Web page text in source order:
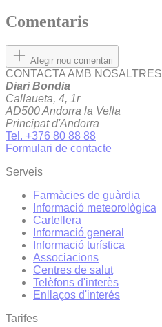
Comentaris
Afegir nou comentari
CONTACTA AMB NOSALTRES
Diari Bondia
Callaueta, 4, 1r
AD500 Andorra la Vella
Principat d'Andorra
Tel. +376 80 88 88
Formulari de contacte
Serveis
Farmàcies de guàrdia
Informació meteorològica
Cartellera
Informació general
Informació turística
Associacions
Centres de salut
Telèfons d'interès
Enllaços d'interés
Tarifes